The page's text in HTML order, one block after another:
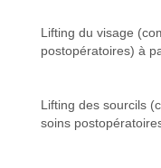
Lifting du visage
postopératoires) à
Lifting des sourcils
soins